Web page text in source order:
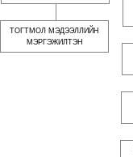
ТОГТМОЛ МЭДЭЭЛЛИЙН
МЭРГЭЖИЛТЭН